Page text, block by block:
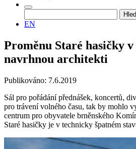
EN
Proměnu Staré hasičky
navrhnou architekti
Publikováno: 7.6.2019
Sál pro pořádání přednášek, koncertů,
pro trávení volného času, tak by mohlo
centrum pro obyvatele brněnského
Staré hasičky je v technicky špatném